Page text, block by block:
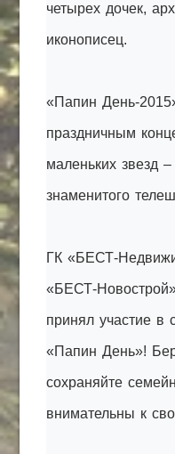
четырех дочек,
иконописец.
«Папин День-
праздничным
маленьких звезд
знаменитого
ГК «БЕСТ-
«БЕСТ-
принял участие в
«Папин День»!
сохраняйте
внимательны к